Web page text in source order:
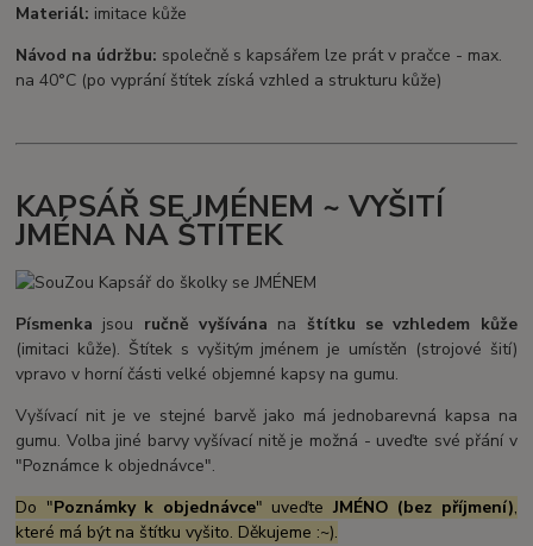
Materiál: imitace kůže
Návod na údržbu: společně s kapsářem lze prát v pračce - max.
na 40°C (po vyprání štítek získá vzhled a strukturu kůže)
KAPSÁŘ SE JMÉNEM ~ VYŠITÍ
JMÉNA NA ŠTÍTEK
Písmenka jsou ručně vyšívána na štítku se vzhledem kůže
(imitaci kůže). Štítek s vyšitým jménem je umístěn (strojové šití)
vpravo v horní části velké objemné kapsy na gumu.
Vyšívací nit je ve stejné barvě jako má jednobarevná kapsa na
gumu. Volba jiné barvy vyšívací nitě je možná - uveďte své přání v
"Poznámce k objednávce".
Do "Poznámky k objednávce" uveďte JMÉNO (bez příjmení),
které má být na štítku vyšito. Děkujeme :~).